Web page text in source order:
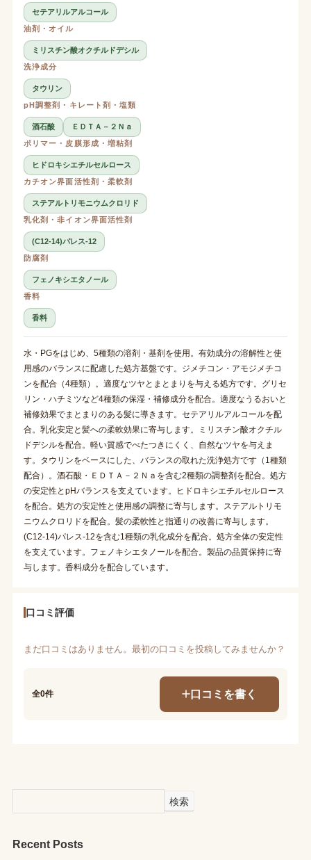
セテアリルアルコール
油剤・オイル
ミリスチン酸オクチルドデシル
洗浄成分
タウリン
pH調整剤・キレート剤・塩類
酒石酸
ＥＤＴＡ－２Ｎａ
ポリマー・皮膜形成・増粘剤
ヒドロキシエチルセルロース
カチオン界面活性剤・柔軟剤
ステアルトリモニウムクロリド
乳化剤・非イオン界面活性剤
(C12-14)パレス-12
防腐剤
フェノキシエタノール
香料
香料
水・PGをはじめ、5種類の溶剤・基剤を使用。有効成分の溶解性と使
用感のバランスに配慮した処方基盤です。ジメチコン・アモジメチコ
ンを配合（4種類）。適度なツヤとまとまりを与える処方です。グリセ
リン・ハチミツなど4種類の保湿・補修成分を配合。適度なうるおいと
補修効果でまとまりのある髪に導きます。セテアリルアルコールを配
合。乳化安定と髪への柔軟効果に寄与します。ミリスチン酸オクチル
ドデシルを配合。軽い質感でべたつきにくく、自然なツヤを与えま
す。タウリンをベースにした、バランスの取れた洗浄処方です（1種類
配合）。酒石酸・ＥＤＴＡ－２Ｎａを含む2種類の調整剤を配合。処方
の安定性とpHバランスを支えています。ヒドロキシエチルセルロース
を配合。処方の安定性と使用感の調整に寄与します。ステアルトリモ
ニウムクロリドを配合。髪の柔軟性と指通りの改善に寄与します。
(C12-14)パレス-12を含む1種類の乳化成分を配合。処方全体の安定性
を支えています。フェノキシエタノールを配合。製品の品質保持に寄
与します。香料成分を配合しています。
口コミ評価
まだ口コミはありません。最初の口コミを投稿してみませんか？
全0件 口コミを書く
検索
Recent Posts